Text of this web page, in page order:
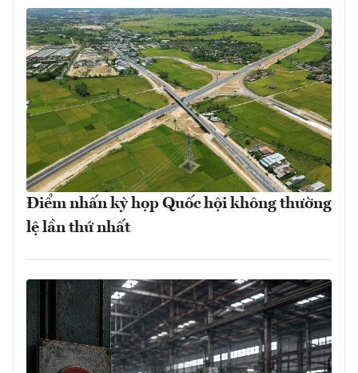
Điểm nhấn kỳ họp Quốc hội không thường
lệ lần thứ nhất